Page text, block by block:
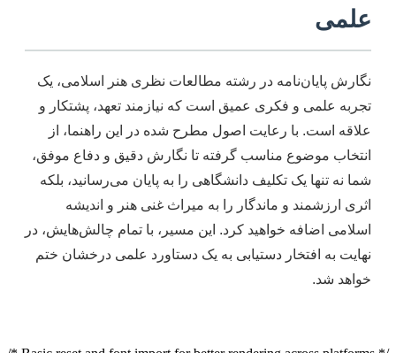
علمی
نگارش پایان‌نامه در رشته مطالعات نظری هنر اسلامی، یک
تجربه علمی و فکری عمیق است که نیازمند تعهد، پشتکار و
علاقه است. با رعایت اصول مطرح شده در این راهنما، از
انتخاب موضوع مناسب گرفته تا نگارش دقیق و دفاع موفق،
شما نه تنها یک تکلیف دانشگاهی را به پایان می‌رسانید، بلکه
اثری ارزشمند و ماندگار را به میراث غنی هنر و اندیشه
اسلامی اضافه خواهید کرد. این مسیر، با تمام چالش‌هایش، در
نهایت به افتخار دستیابی به یک دستاورد علمی درخشان ختم
خواهد شد.